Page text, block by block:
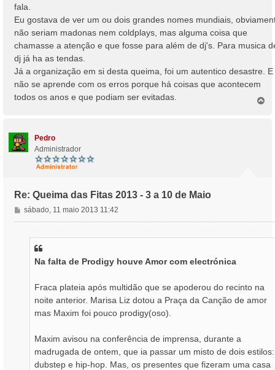
fala.
Eu gostava de ver um ou dois grandes nomes mundiais,
não seriam madonas nem coldplays, mas alguma coisa que
chamasse a atenção e que fosse para além de dj's. Para musica
dj já ha as tendas.
Já a organização em si desta queima, foi um autentico desastre. E
não se aprende com os erros porque há coisas que acontecem
todos os anos e que podiam ser evitadas.
Pedro
Administrador
Re: Queima das Fitas 2013 - 3 a 10 de Maio
M
e
sábado, 11 maio 2013 11:42
Na falta de Prodigy houve Amor com electrónica
Fraca plateia após multidão que se apoderou do recinto na
noite anterior. Marisa Liz dotou a Praça da Canção de amor
mas Maxim foi pouco prodigy(oso).
Maxim avisou na conferência de imprensa, durante a
madrugada de ontem, que ia passar um misto de dois estilos:
dubstep e hip-hop. Mas, os presentes que fizeram uma casa